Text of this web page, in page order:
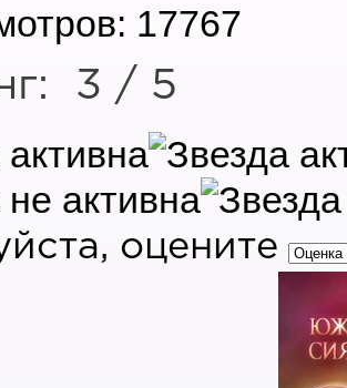
17767
3 / 5
оцените